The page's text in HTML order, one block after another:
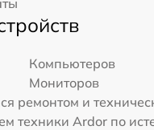
Компьютеров
Мониторов
ремонтом и
техники Ardor по